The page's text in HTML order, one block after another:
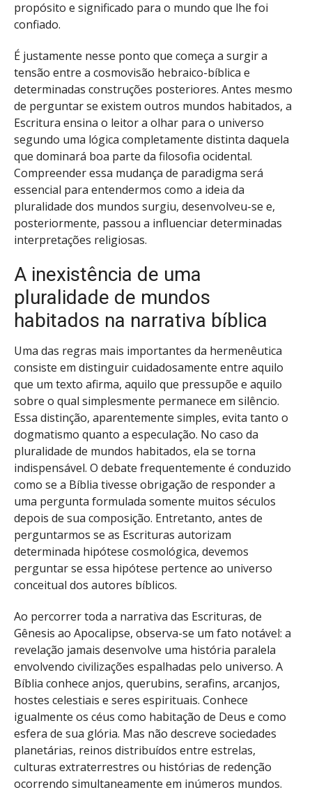
propósito e significado para o mundo que lhe foi
confiado.
É justamente nesse ponto que começa a surgir a
tensão entre a cosmovisão hebraico-bíblica e
determinadas construções posteriores. Antes mesmo
de perguntar se existem outros mundos habitados, a
Escritura ensina o leitor a olhar para o universo
segundo uma lógica completamente distinta daquela
que dominará boa parte da filosofia ocidental.
Compreender essa mudança de paradigma será
essencial para entendermos como a ideia da
pluralidade dos mundos surgiu, desenvolveu-se e,
posteriormente, passou a influenciar determinadas
interpretações religiosas.
A inexistência de uma
pluralidade de mundos
habitados na narrativa bíblica
Uma das regras mais importantes da hermenêutica
consiste em distinguir cuidadosamente entre aquilo
que um texto afirma, aquilo que pressupõe e aquilo
sobre o qual simplesmente permanece em silêncio.
Essa distinção, aparentemente simples, evita tanto o
dogmatismo quanto a especulação. No caso da
pluralidade de mundos habitados, ela se torna
indispensável. O debate frequentemente é conduzido
como se a Bíblia tivesse obrigação de responder a
uma pergunta formulada somente muitos séculos
depois de sua composição. Entretanto, antes de
perguntarmos se as Escrituras autorizam
determinada hipótese cosmológica, devemos
perguntar se essa hipótese pertence ao universo
conceitual dos autores bíblicos.
Ao percorrer toda a narrativa das Escrituras, de
Gênesis ao Apocalipse, observa-se um fato notável: a
revelação jamais desenvolve uma história paralela
envolvendo civilizações espalhadas pelo universo. A
Bíblia conhece anjos, querubins, serafins, arcanjos,
hostes celestiais e seres espirituais. Conhece
igualmente os céus como habitação de Deus e como
esfera de sua glória. Mas não descreve sociedades
planetárias, reinos distribuídos entre estrelas,
culturas extraterrestres ou histórias de redenção
ocorrendo simultaneamente em inúmeros mundos.